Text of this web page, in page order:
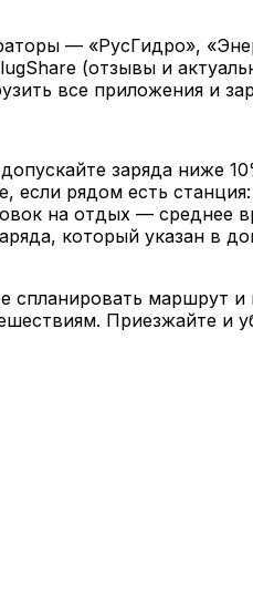
— «РусГидро»,
(отзывы и
все приложения и
заряда ниже
если рядом есть
на отдых — среднее
который указан в
спланировать маршрут
Приезжайте и